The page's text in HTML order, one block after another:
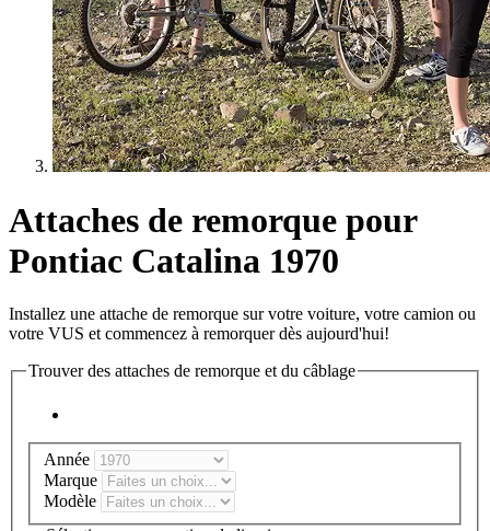
Attaches de remorque pour
Pontiac Catalina 1970
Installez une attache de remorque sur votre voiture, votre camion ou
votre VUS et commencez à remorquer dès aujourd'hui!
Trouver des attaches de remorque et du câblage
Année
Marque
Modèle